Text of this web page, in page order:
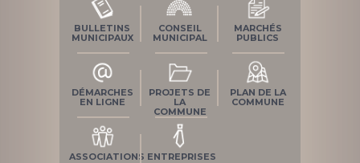
BULLETINS
MUNICIPAUX
CONSEIL
MUNICIPAL
MARCHÉS
PUBLICS
DÉMARCHES
EN LIGNE
PROJETS DE
LA
COMMUNE
PLAN DE LA
COMMUNE
ASSOCIATIONS ENTREPRISES